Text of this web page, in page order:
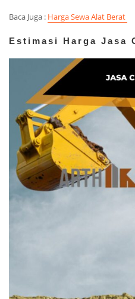
Baca Juga : Harga Sewa Alat Berat
Estimasi Harga Jasa